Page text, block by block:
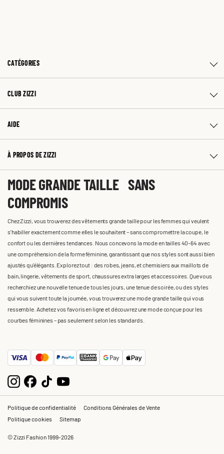
CATÉGORIES
CLUB ZIZZI
AIDE
À PROPOS DE ZIZZI
MODE GRANDE TAILLE SANS
COMPROMIS
Chez Zizzi, vous trouverez des vêtements grande taille pour les femmes qui veulent
s'habiller exactement comme elles le souhaitent – sans compromettre la coupe, le
confort ou les dernières tendances. Nous concevons la mode en tailles 40-64 avec
une compréhension de la forme féminine, garantissant que nos styles sont aussi bien
ajustés qu'élégants. Explorez tout : des robes, jeans, et chemisiers aux maillots de
bain, lingerie, vêtements de sport, chaussures extra larges et accessoires. Que vous
recherchiez une nouvelle tenue de tous les jours, une tenue de soirée, ou des styles
qui vous suivent toute la journée, vous trouverez une mode grande taille qui vous
ressemble. Achetez vos favoris en ligne et découvrez une mode conçue pour les
courbes féminines – pas seulement selon les standards.
Politique de confidentialité
Conditions Générales de Vente
Politique cookies
Sitemap
© Zizzi Fashion 1999-2026